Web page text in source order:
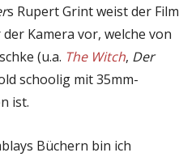
s Rupert Grint weist der Film
Kamera vor, welche von
(u.a. The Witch, Der
schoolig mit 35mm-
ist.
Büchern bin ich